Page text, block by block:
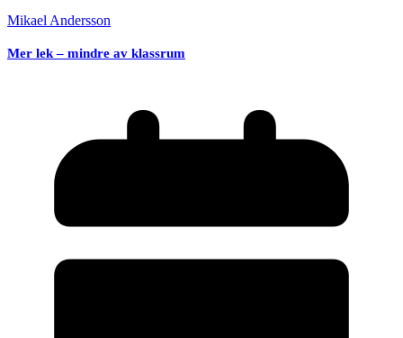
Mikael Andersson
Mer lek – mindre av klassrum